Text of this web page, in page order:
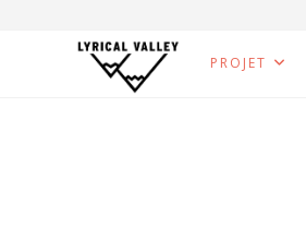
PROJET